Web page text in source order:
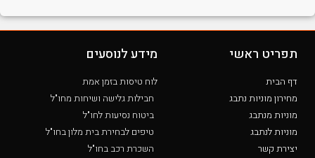
תפריט ראשי
דף הבית
מחירון מוניות נתבג
מוניות מנתבג
מוניות לנתבג
יצירת קשר
מידע לנוסעים
לוח טיסות בזמן אמת
חבילות גלישה ושיחות מחו"ל
ביטוח נסיעות לחו"ל
טיפים לבחירת בית מלון בחו"ל
השכרת רכב בחו"ל